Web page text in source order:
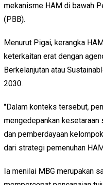
mekanisme HAM di bawah
(PBB).
Menurut Pigai, kerangka
keterkaitan erat dengan
Berkelanjutan atau
2030.
"Dalam konteks tersebut,
mengedepankan kesetaraan
dan pemberdayaan
dari strategi pemenuhan
Ia menilai MBG merupakan